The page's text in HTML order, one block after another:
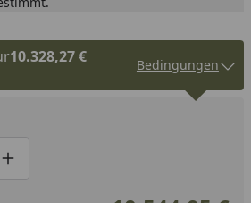
10.328,27 €
Bedingungen
eins verringern
manuell eingeben
Produktmenge um eins erhöhen